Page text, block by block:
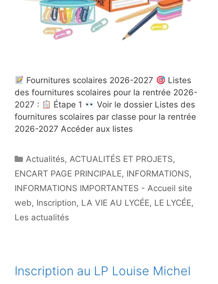
Fournitures scolaires 2026-2027
​Listes
des fournitures scolaires pour la rentrée 2026-
2027 :
​​ Étape 1 ​
​ Voir le dossier Listes des
fournitures scolaires par classe pour la rentrée
2026-2027 Accéder aux listes
Catégories
Actualités,ACTUALITÉS ET PROJETS,
ENCART PAGE PRINCIPALE, INFORMATIONS,
INFORMATIONS IMPORTANTES - Accueil site
web, Inscription, LA VIE AU LYCÉE, LE LYCÉE,
Les actualités
Inscription au LP Louise Michel